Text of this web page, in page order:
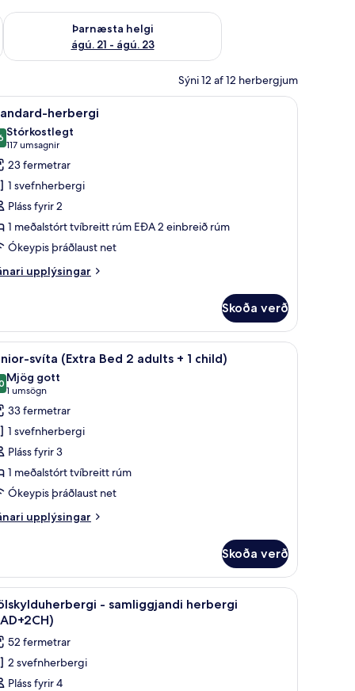
16
Þarnæsta helgi
ágú. 21 - ágú. 23
Athuga framboð þarnæstu helgi ágú. 21 - ágú. 23
Sýni 12 af 12 herbergjum
hljóðeinangrun Míníbar, öryggishólf í herbergi, skrifborð,
12 herbergi
af 10
Stórkostlegt
117 umsagnir
(117
umsagnir)
23 fermetrar
1 svefnherbergi
Pláss fyrir 2
1 meðalstórt tvíbreitt rúm EÐA 2 einbreið rúm
Ókeypis þráðlaust net
upplýsingar
Skoða verð
hljóðeinangrun Míníbar, öryggishólf í herbergi, skrifborð,
19 svíta (Extra Bed 2 adults + 1 child)
af 10
Mjög gott
1 umsögn
(1
umsögn)
33 fermetrar
1 svefnherbergi
Pláss fyrir 3
1 meðalstórt tvíbreitt rúm
Ókeypis þráðlaust net
upplýsingar
Skoða verð
hljóðeinangrun Míníbar, öryggishólf í herbergi, skrifborð,
14
- samliggjandi herbergi
52 fermetrar
2 svefnherbergi
Pláss fyrir 4